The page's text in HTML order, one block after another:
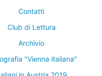
Contatti
Club di Lettura
Archivio
"Vienna italiana"